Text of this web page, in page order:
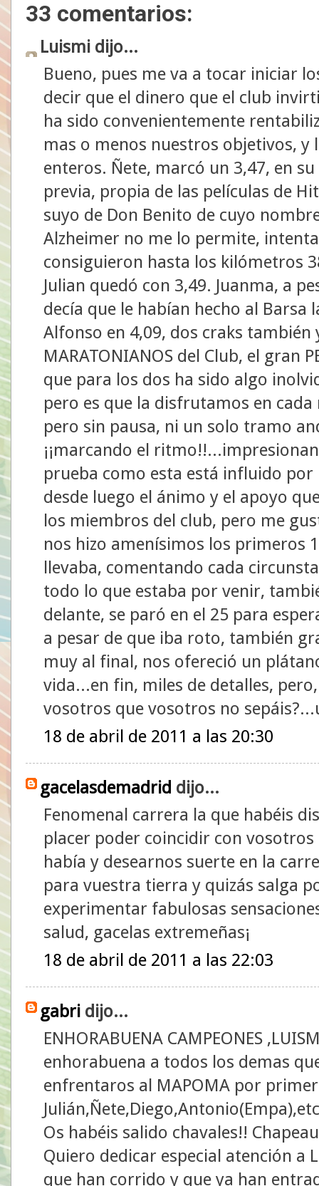
33 comentarios:
Luismi dijo...
Bueno, pues me va a tocar iniciar
decir que el dinero que el club
ha sido convenientemente
mas o menos nuestros objetivos,
enteros. Ñete, marcó un 3,47, en
previa, propia de las películas de
suyo de Don Benito de cuyo
Alzheimer no me lo permite,
consiguieron hasta los kilómetros
Julian quedó con 3,49. Juanma, a
decía que le habían hecho al
Alfonso en 4,09, dos craks
MARATONIANOS del Club, el gran
que para los dos ha sido algo
pero es que la disfrutamos en
pero sin pausa, ni un solo tramo
¡¡marcando el
prueba como esta está influido
desde luego el ánimo y el apoyo
los miembros del club, pero me
nos hizo amenísimos los primeros
llevaba, comentando cada
todo lo que estaba por venir,
delante, se paró en el 25 para
a pesar de que iba roto, también
muy al final, nos ofereció un
vida...en fin, miles de detalles,
vosotros que vosotros no
18 de abril de 2011 a las 20:30
gacelasdemadrid dijo...
Fenomenal carrera la que habéis
placer poder coincidir con
había y desearnos suerte en la
para vuestra tierra y quizás salga
experimentar fabulosas
salud, gacelas extremeñas¡
18 de abril de 2011 a las 22:03
gabri dijo...
ENHORABUENA CAMPEONES
enhorabuena a todos los demas
enfrentaros al MAPOMA por
Os habéis salido chavales!!
Quiero dedicar especial atención a
que han corrido y que ya han